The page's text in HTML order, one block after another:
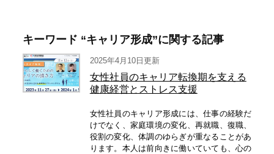
キーワード “キャリア形成”に関する記事
2025年4月10日更新
女性社員のキャリア転換期を支える
健康経営とストレス支援
女性社員のキャリア形成には、仕事の経験だ
けでなく、家庭環境の変化、再就職、復職、
役割の変化、体調のゆらぎが重なることがあ
ります。本人は前向きに働いていても、心の